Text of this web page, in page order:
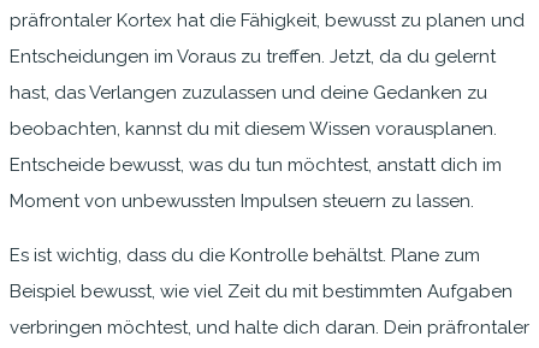
präfrontaler Kortex hat die Fähigkeit, bewusst zu planen und
Entscheidungen im Voraus zu treffen. Jetzt, da du gelernt
hast, das Verlangen zuzulassen und deine Gedanken zu
beobachten, kannst du mit diesem Wissen vorausplanen.
Entscheide bewusst, was du tun möchtest, anstatt dich im
Moment von unbewussten Impulsen steuern zu lassen.
Es ist wichtig, dass du die Kontrolle behältst. Plane zum
Beispiel bewusst, wie viel Zeit du mit bestimmten Aufgaben
verbringen möchtest, und halte dich daran. Dein präfrontaler